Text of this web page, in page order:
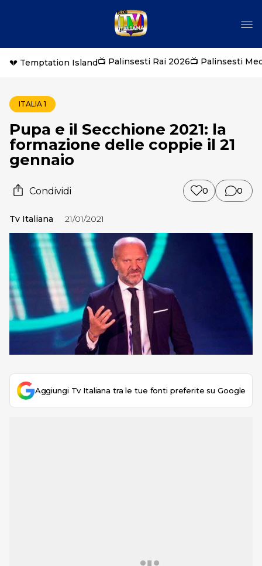
💔 Temptation Island📺 Palinsesti Rai 2026📺 Palinsesti
ITALIA 1
Pupa e il Secchione 2021: la
formazione delle coppie il 21
gennaio
Condividi 0 0
Tv Italiana 21/01/2021
Aggiungi Tv Italiana tra le tue fonti preferite su Google